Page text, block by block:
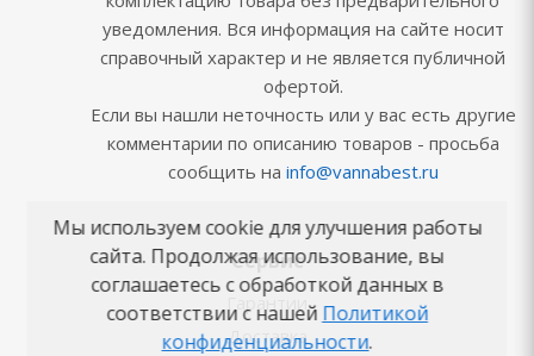
уведомления. Вся информация на сайте носит
справочный характер и не является публичной
офертой.
Если вы нашли неточность или у вас есть другие
комментарии по описанию товаров - просьба
сообщить на info@vannabest.ru
Сервис
Гарантии
Доставка
Мы используем cookie для улучшения работы
сайта. Продолжая использование, вы
соглашаетесь с обработкой данных в
соответствии с нашей Политикой
конфиденциальности.